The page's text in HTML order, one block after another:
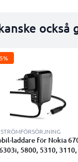
också
laddare för Nokia
5800, 5310, 3110,